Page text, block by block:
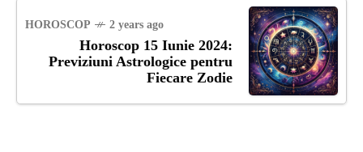
HOROSCOP 2 years ago
Horoscop 15 Iunie 2024:
Previziuni Astrologice pentru
Fiecare Zodie